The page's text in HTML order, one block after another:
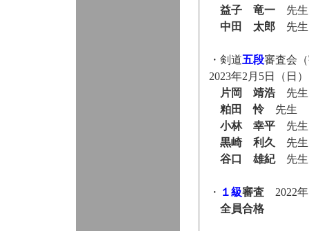
益子 竜一先生
中田 太郎 先生
・剣道五段審査会
2023年2月5日（日
片岡 靖浩先生
粕田 怜先生
小林 幸平先生
黒崎 利久 先生
谷口 雄紀先生
・ １級審査2022年
全員合格